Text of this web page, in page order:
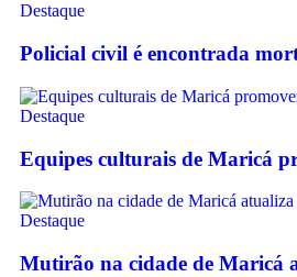
Destaque
Policial civil é encontrada
Destaque
Equipes culturais de Maricá
Destaque
Mutirão na cidade de Maricá